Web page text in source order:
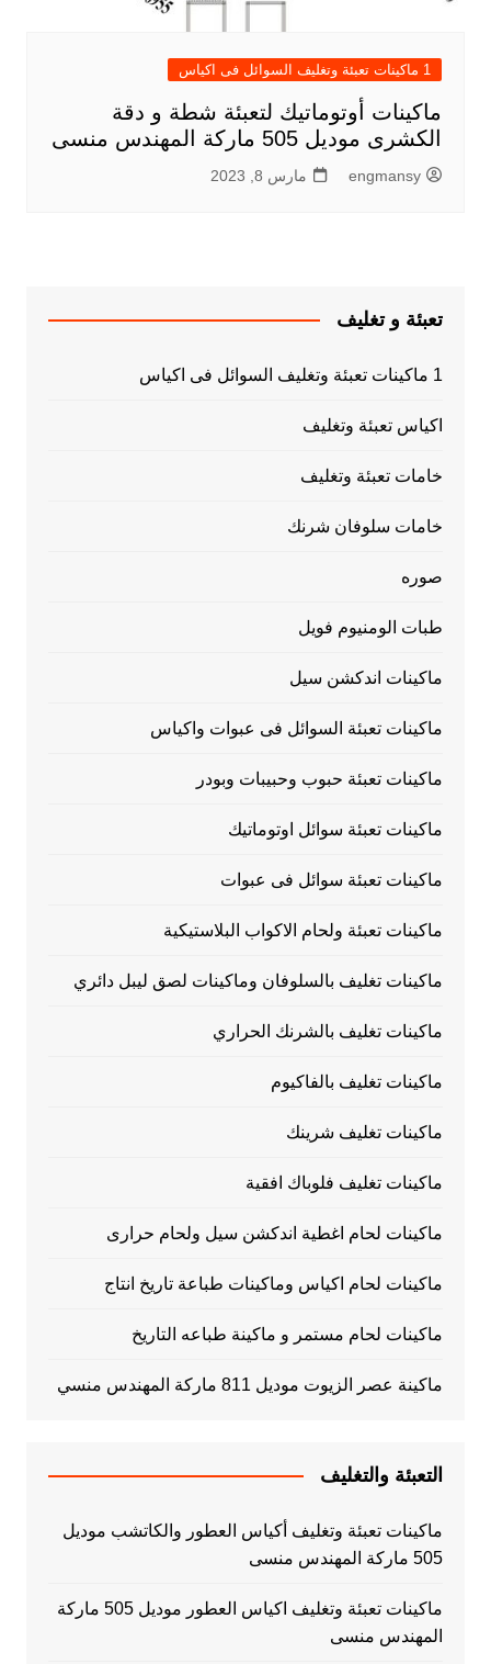
1 ماكينات تعبئة وتغليف السوائل فى اكياس
ماكينات أوتوماتيك لتعبئة شطة و دقة
الكشرى موديل 505 ماركة المهندس منسى
engmansy مارس 8, 2023
تعبئة و تغليف
1 ماكينات تعبئة وتغليف السوائل فى اكياس
اكياس تعبئة وتغليف
خامات تعبئة وتغليف
خامات سلوفان شرنك
صوره
طبات الومنيوم فويل
ماكينات اندكشن سيل
ماكينات تعبئة السوائل فى عبوات واكياس
ماكينات تعبئة حبوب وحبيبات وبودر
ماكينات تعبئة سوائل اوتوماتيك
ماكينات تعبئة سوائل فى عبوات
ماكينات تعبئة ولحام الاكواب البلاستيكية
ماكينات تغليف بالسلوفان وماكينات لصق ليبل دائري
ماكينات تغليف بالشرنك الحراري
ماكينات تغليف بالفاكيوم
ماكينات تغليف شرينك
ماكينات تغليف فلوباك افقية
ماكينات لحام اغطية اندكشن سيل ولحام حرارى
ماكينات لحام اكياس وماكينات طباعة تاريخ انتاج
ماكينات لحام مستمر و ماكينة طباعه التاريخ
ماكينة عصر الزيوت موديل 811 ماركة المهندس منسي
التعبئة والتغليف
ماكينات تعبئة وتغليف أكياس العطور والكاتشب موديل
505 ماركة المهندس منسى
ماكينات تعبئة وتغليف اكياس العطور موديل 505 ماركة
المهندس منسى